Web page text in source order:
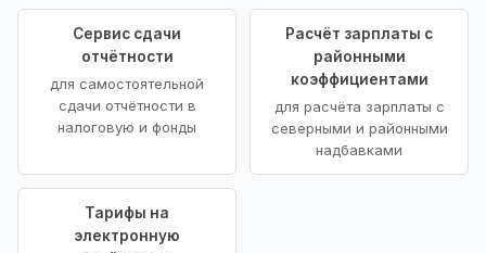
Сервис сдачи
отчётности
для самостоятельной
сдачи отчётности в
налоговую и фонды
Расчёт зарплаты с
районными
коэффициентами
для расчёта зарплаты с
северными и районными
надбавками
Тарифы на
электронную